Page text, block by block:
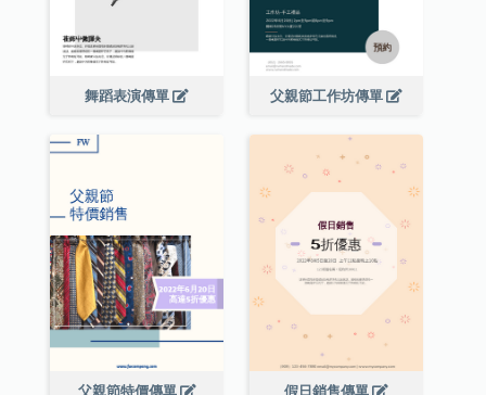
舞蹈表演傳單 父親節工作坊傳單
父親節特價傳單 假日銷售傳單